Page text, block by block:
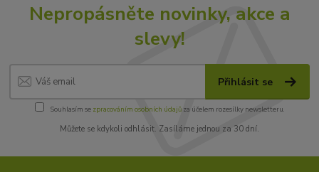
Nepropásněte novinky, akce a
slevy!
Přihlásit se
Souhlasím se zpracováním osobních údajůza účelem rozesílky newsletteru.
Můžete se kdykoli odhlásit. Zasíláme jednou za 30 dní.